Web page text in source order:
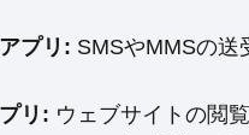
プリ: SMSやMMSの送
リ: ウェブサイトの閲